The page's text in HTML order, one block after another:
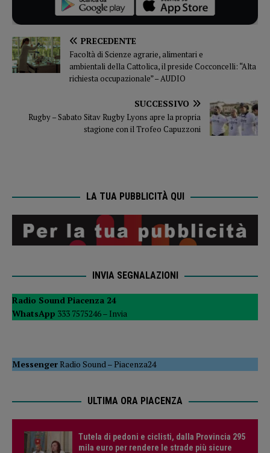
PRECEDENTE
Facoltà di Scienze agrarie, alimentari e
ambientali della Cattolica, il preside Cocconcelli: “Alta
richiesta occupazionale” – AUDIO
SUCCESSIVO
Rugby – Sabato Sitav Rugby Lyons apre la propria
stagione con il Trofeo Capuzzoni
LA TUA PUBBLICITÀ QUI
INVIA SEGNALAZIONI
Radio Sound Piacenza 24
WhatsApp 333 7575246 – Invia
MessengerRadio Sound –Piacenza24
ULTIMA ORA PIACENZA
Tutela di pedoni e ciclisti, dalla Provincia 295
mila euro per rendere le strade più sicure